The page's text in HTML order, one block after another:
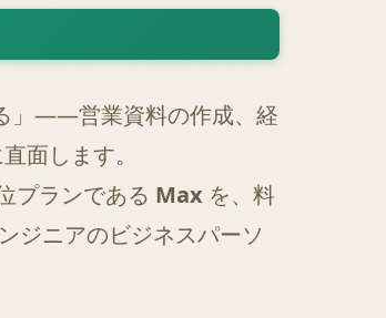
」——営業資料の作成、経
面します。
プランである Max を、料
ジニアのビジネスパーソ